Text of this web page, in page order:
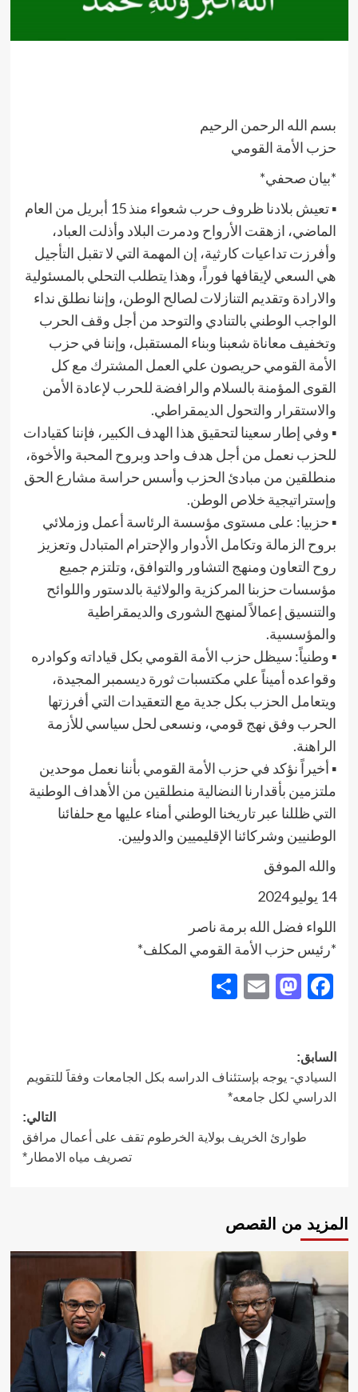
بسم الله الرحمن الرحيم
حزب الأمة القومي
*بيان صحفي*
▪︎ تعيش بلادنا ظروف حرب شعواء منذ 15 أبريل من العام
الماضي، ازهقت الأرواح ودمرت البلاد وأذلت العباد،
وأفرزت تداعيات كارثية، إن المهمة التي لا تقبل التأجيل
هي السعي لإيقافها فوراً، وهذا يتطلب التحلي بالمسئولية
والارادة وتقديم التنازلات لصالح الوطن، وإننا نطلق نداء
الواجب الوطني بالتنادي والتوحد من أجل وقف الحرب
وتخفيف معاناة شعبنا وبناء المستقبل، وإننا في حزب
الأمة القومي حريصون علي العمل المشترك مع كل
القوى المؤمنة بالسلام والرافضة للحرب لإعادة الأمن
والاستقرار والتحول الديمقراطي.
▪︎ وفي إطار سعينا لتحقيق هذا الهدف الكبير، فإننا كقيادات
للحزب نعمل من أجل هدف واحد وبروح المحبة والأخوة،
منطلقين من مبادئ الحزب وأسس حراسة مشارع الحق
وإستراتيجية خلاص الوطن.
▪︎ حزبيا: على مستوى مؤسسة الرئاسة أعمل وزملائي
بروح الزمالة وتكامل الأدوار والإحترام المتبادل وتعزيز
روح التعاون ومنهج التشاور والتوافق، وتلتزم جميع
مؤسسات حزبنا المركزية والولائية بالدستور واللوائح
والتنسيق إعمالاً لمنهج الشورى والديمقراطية
والمؤسسية.
▪︎ وطنياً: سيظل حزب الأمة القومي بكل قياداته وكوادره
وقواعده أميناً علي مكتسبات ثورة ديسمبر المجيدة،
ويتعامل الحزب بكل جدية مع التعقيدات التي أفرزتها
الحرب وفق نهج قومي، ونسعى لحل سياسي للأزمة
الراهنة.
▪︎ أخيراً نؤكد في حزب الأمة القومي بأننا نعمل موحدين
ملتزمين بأقدارنا النضالية منطلقين من الأهداف الوطنية
التي ظللنا عبر تاريخنا الوطني أمناء عليها مع حلفائنا
الوطنيين وشركائنا الإقليميين والدوليين.
والله الموفق
14 يوليو 2024
اللواء فضل الله برمة ناصر
*رئيس حزب الأمة القومي المكلف*
Facebook
Mastodon
Email
تصفّح
المقالات
السابق:
السيادي- يوجه بإستئناف الدراسه بكل الجامعات وفقاََ للتقويم
الدراسي لكل جامعه*
التالي:
طوارئ الخريف بولاية الخرطوم تقف على أعمال مرافق
تصريف مياه الامطار*
المزيد من القصص